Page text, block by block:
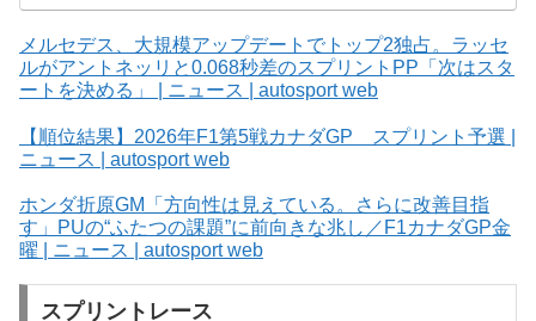
メルセデス、大規模アップデートでトップ2独占。ラッセ
ルがアントネッリと0.068秒差のスプリントPP「次はスタ
ートを決める」 | ニュース | autosport web
【順位結果】2026年F1第5戦カナダGP スプリント予選 |
ニュース | autosport web
ホンダ折原GM「方向性は見えている。さらに改善目指
す」PUの“ふたつの課題”に前向きな兆し／F1カナダGP金
曜 | ニュース | autosport web
スプリントレース